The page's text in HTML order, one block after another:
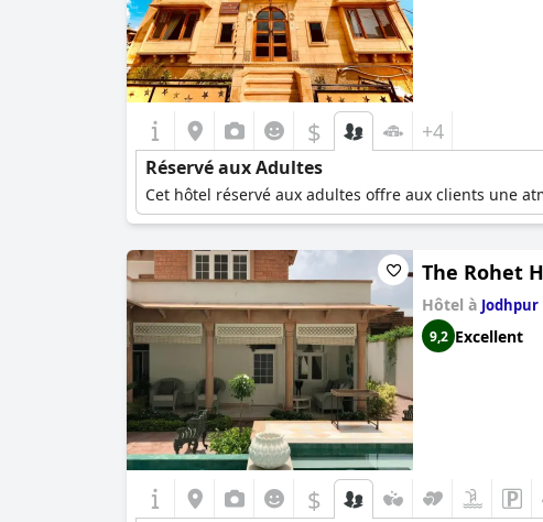
$ +4
Réservé aux Adultes
Cet hôtel réservé aux adultes offre aux clients une
The Rohet
Hôtel à Jodhpur
9,2 Excellent
$